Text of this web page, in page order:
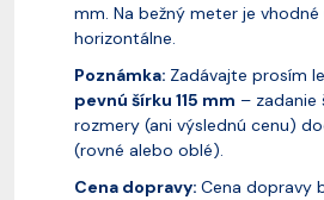
mm. Na bežný meter je
horizontálne.
Poznámka: Zadávajte prosím
pevnú šírku 115 mm – zadanie
rozmery (ani výslednú cenu)
(rovné alebo oblé).
Cena dopravy: Cena dopravy